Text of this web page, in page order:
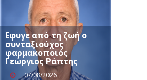
Εφυγε από τη ζωή ο
συνταξιούχος
φαρμακοποιός
Γεώργιος Ράπτης
07/08/2026